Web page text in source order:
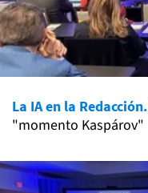
La IA en la Redacción.
"momento Kaspárov"